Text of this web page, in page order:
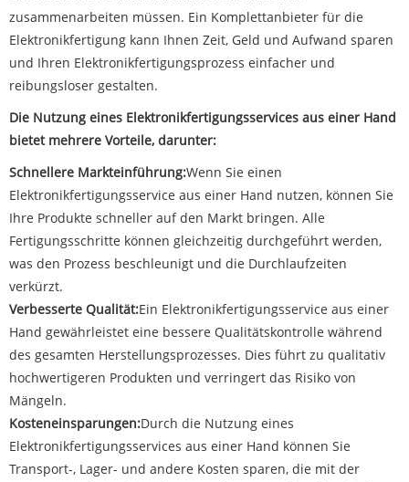
zusammenarbeiten müssen. Ein Komplettanbieter für die
Elektronikfertigung kann Ihnen Zeit, Geld und Aufwand sparen
und Ihren Elektronikfertigungsprozess einfacher und
reibungsloser gestalten.
Die Nutzung eines Elektronikfertigungsservices aus einer Hand
bietet mehrere Vorteile, darunter:
Schnellere Markteinführung:Wenn Sie einen
Elektronikfertigungsservice aus einer Hand nutzen, können Sie
Ihre Produkte schneller auf den Markt bringen. Alle
Fertigungsschritte können gleichzeitig durchgeführt werden,
was den Prozess beschleunigt und die Durchlaufzeiten
verkürzt.
Verbesserte Qualität:Ein Elektronikfertigungsservice aus einer
Hand gewährleistet eine bessere Qualitätskontrolle während
des gesamten Herstellungsprozesses. Dies führt zu qualitativ
hochwertigeren Produkten und verringert das Risiko von
Mängeln.
Kosteneinsparungen:Durch die Nutzung eines
Elektronikfertigungsservices aus einer Hand können Sie
Transport-, Lager- und andere Kosten sparen, die mit der